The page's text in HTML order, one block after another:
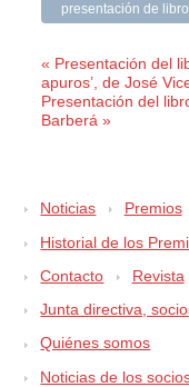
presentación de libro
« Presentación del
apuros’, de José
Presentación del
Barberá »
Noticias Premios
Historial de los
Contacto
Revista
Junta directiva,
Quiénes somos
Noticias de los